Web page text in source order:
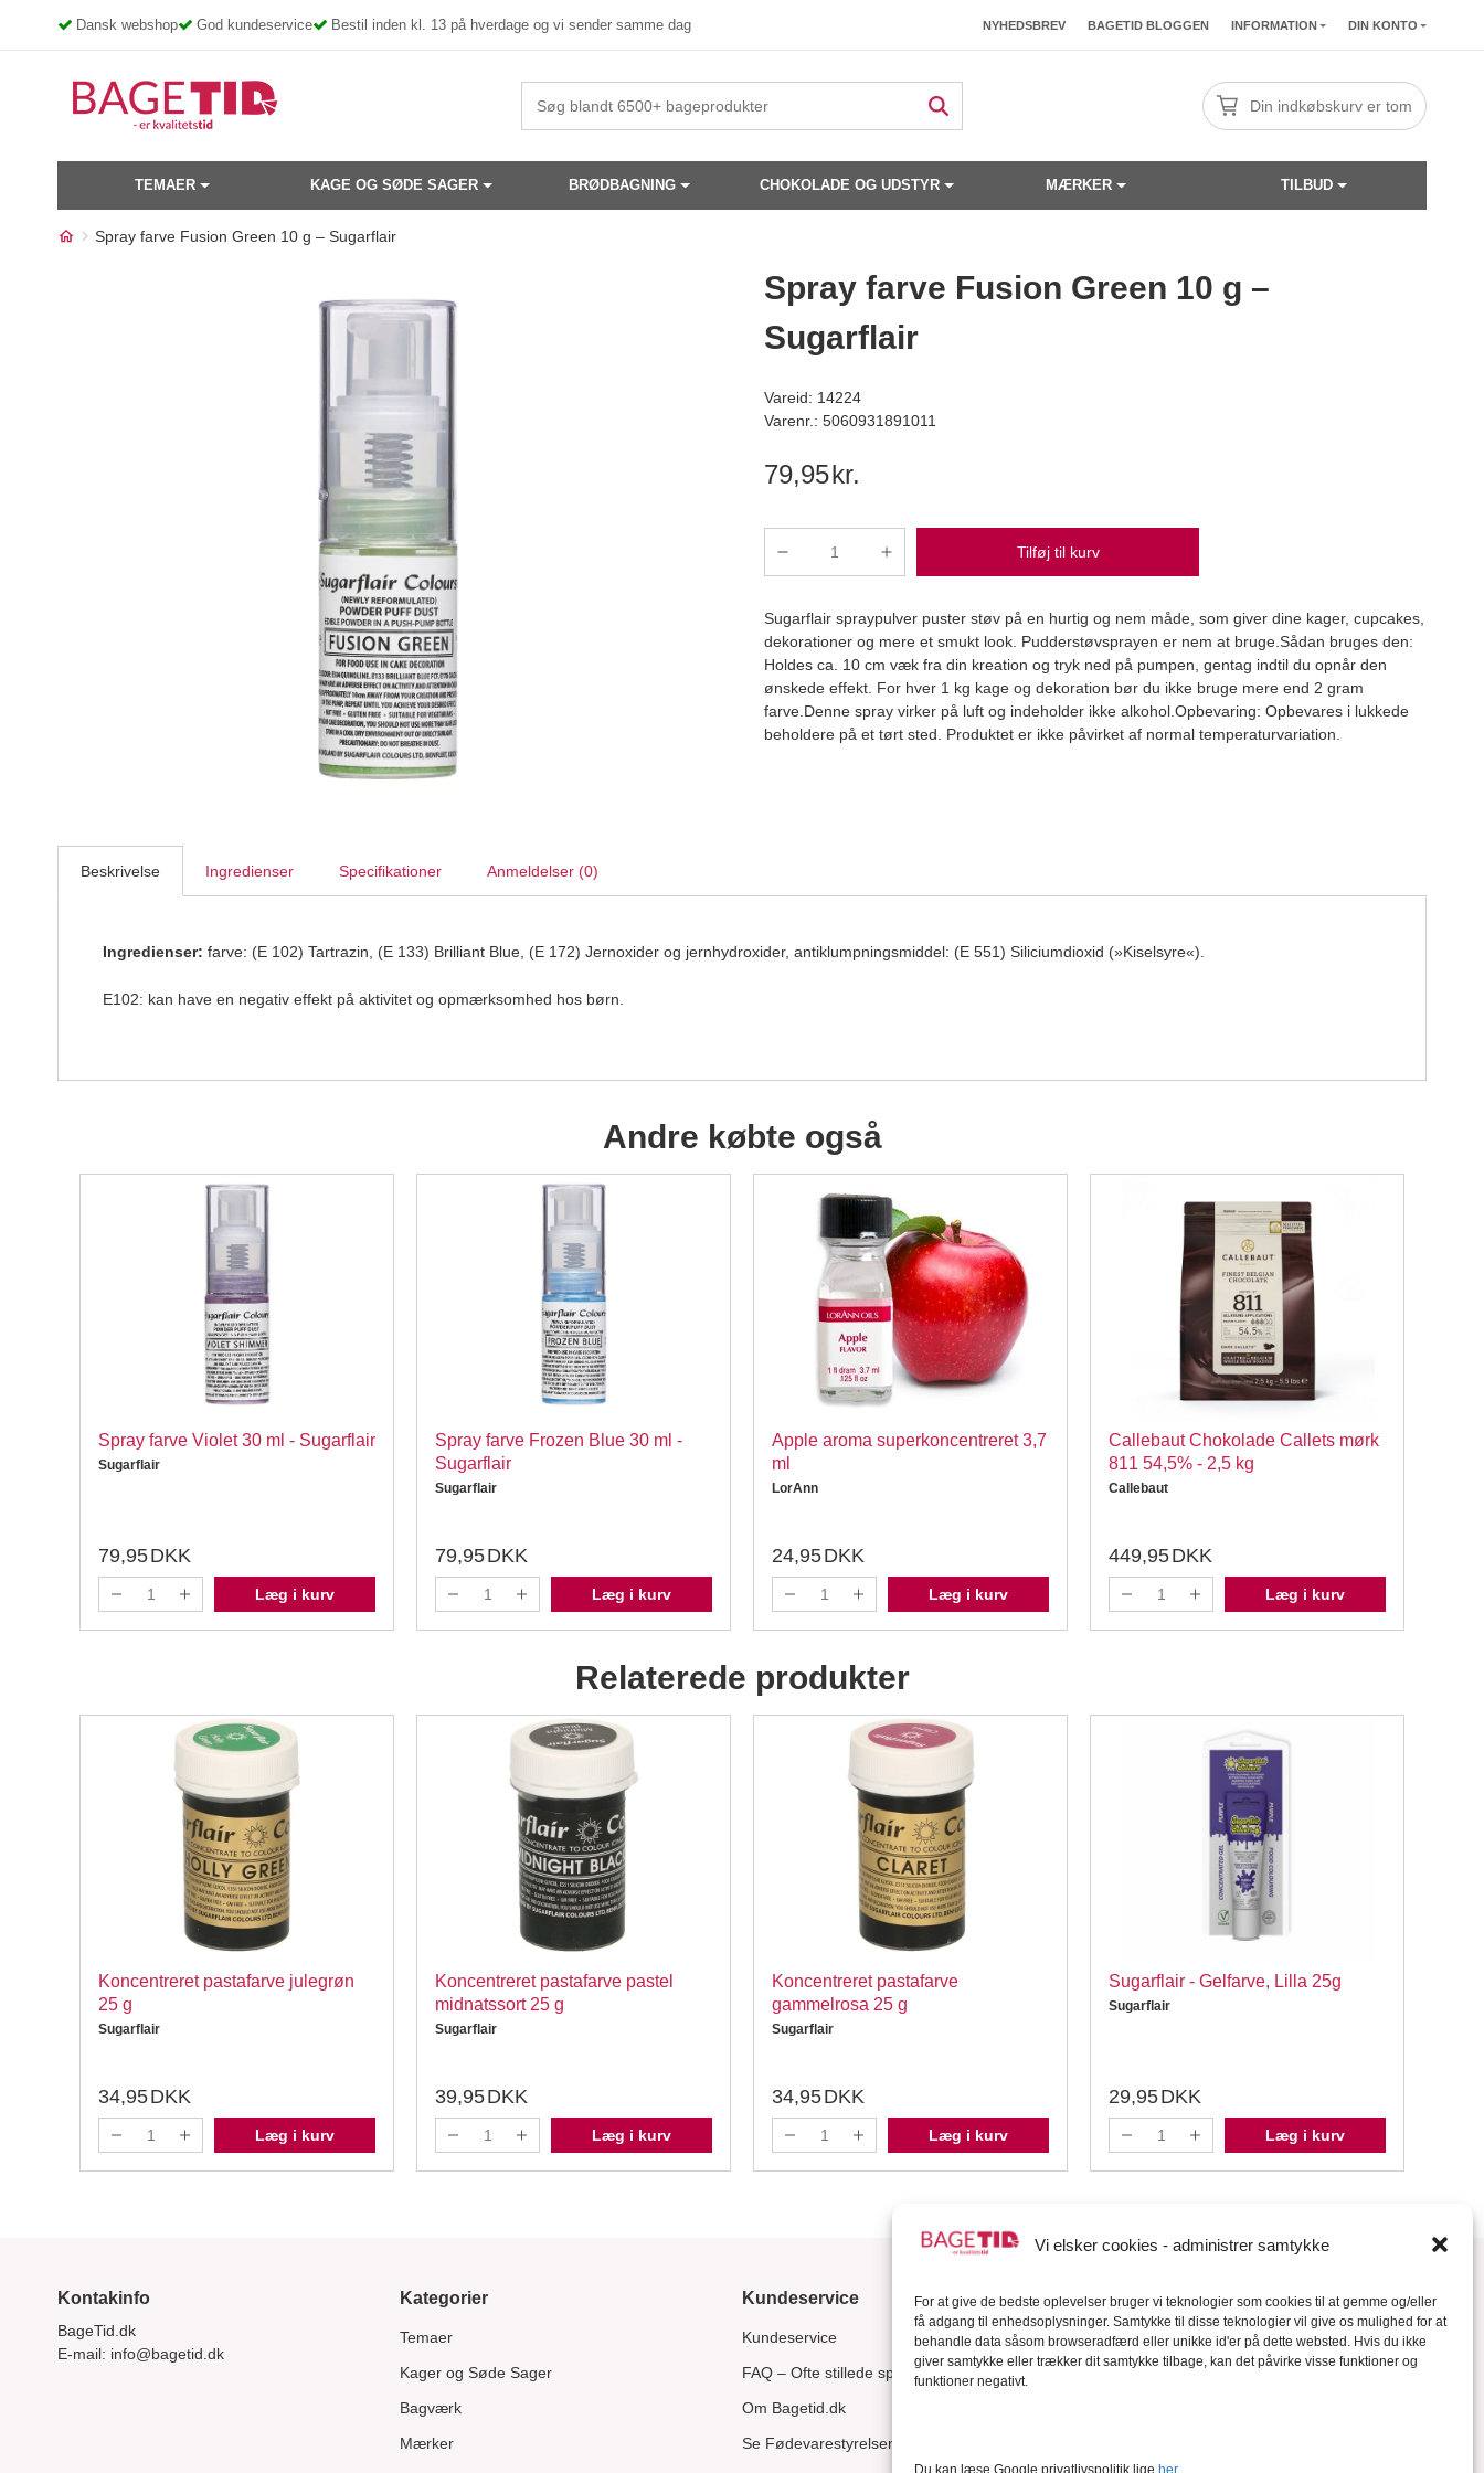
Vi elsker cookies - administrer samtykke
For at give de bedste oplevelser bruger vi teknologier som cookies til at gemme og/eller
få adgang til enhedsoplysninger. Samtykke til disse teknologier vil give os mulighed for at
behandle data såsom browseradfærd eller unikke id'er på dette websted. Hvis du ikke
giver samtykke eller trækker dit samtykke tilbage, kan det påvirke visse funktioner og
funktioner negativt.
Du kan læse Google privatlivspolitik lige her
Dansk webshop God kundeservice Bestil inden kl. 13 på hverdage og vi sender samme dag NYHEDSBREV BAGETID BLOGGEN INFORMATION DIN KONTO
Din indkøbskurv er tom
TEMAER KAGE OG SØDE SAGER BRØDBAGNING CHOKOLADE OG UDSTYR MÆRKER TILBUD
Spray farve Fusion Green 10 g – Sugarflair
Måske kunne nogle af disse produkter have din interesse?
Konditorens - Fersken-Passionsfrugt Moussepulver, 500g
Læg i kurv
Spray farve Fusion Green 10 g –
Sugarflair
Vareid: 14224
Varenr.: 5060931891011
79,95kr.
Green
Tilføj til kurv
Sugarflair spraypulver puster støv på en hurtig og nem måde, som giver dine kager, cupcakes,
dekorationer og mere et smukt look. Pudderstøvsprayen er nem at bruge.Sådan bruges den:
Holdes ca. 10 cm væk fra din kreation og tryk ned på pumpen, gentag indtil du opnår den
ønskede effekt. For hver 1 kg kage og dekoration bør du ikke bruge mere end 2 gram
farve.Denne spray virker på luft og indeholder ikke alkohol.Opbevaring: Opbevares i lukkede
beholdere på et tørt sted. Produktet er ikke påvirket af normal temperaturvariation.
Beskrivelse Ingredienser Specifikationer Anmeldelser (0)
Ingredienser: farve: (E 102) Tartrazin, (E 133) Brilliant Blue, (E 172) Jernoxider og jernhydroxider, antiklumpningsmiddel: (E 551) Siliciumdioxid (»Kiselsyre«).
E102: kan have en negativ effekt på aktivitet og opmærksomhed hos børn.
Andre købte også
Spray farve Violet 30 ml - Sugarflair
Sugarflair
79,95DKK
Læg i kurv
Spray farve Frozen Blue 30 ml -
Sugarflair
Sugarflair
79,95DKK
Læg i kurv
Apple aroma superkoncentreret 3,7
ml
LorAnn
24,95DKK
Læg i kurv
Callebaut Chokolade Callets mørk
811 54,5% - 2,5 kg
Callebaut
449,95DKK
Læg i kurv
Relaterede produkter
Koncentreret pastafarve julegrøn
25 g
Sugarflair
34,95DKK
Læg i kurv
Koncentreret pastafarve pastel
midnatssort 25 g
Sugarflair
39,95DKK
Læg i kurv
Koncentreret pastafarve
gammelrosa 25 g
Sugarflair
34,95DKK
Læg i kurv
Sugarflair - Gelfarve, Lilla 25g
Sugarflair
29,95DKK
Læg i kurv
Kontakinfo
BageTid.dk
E-mail: info@bagetid.dk
Kategorier
Temaer
Kager og Søde Sager
Bagværk
Mærker
Kundeservice
Kundeservice
FAQ – Ofte stillede spørgsmål
Om Bagetid.dk
Se Fødevarestyrelsens smiley-rapporter